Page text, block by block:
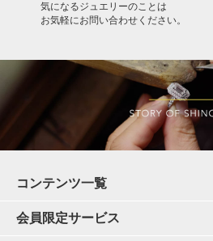
気になるジュエリーのことは
お気軽にお問い合わせください。
コンテンツ一覧
会員限定サービス